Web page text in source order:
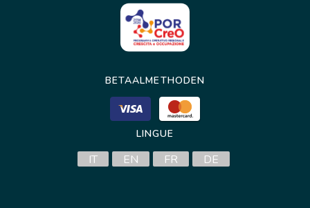
BETAALMETHODEN
LINGUE
IT EN FR DE